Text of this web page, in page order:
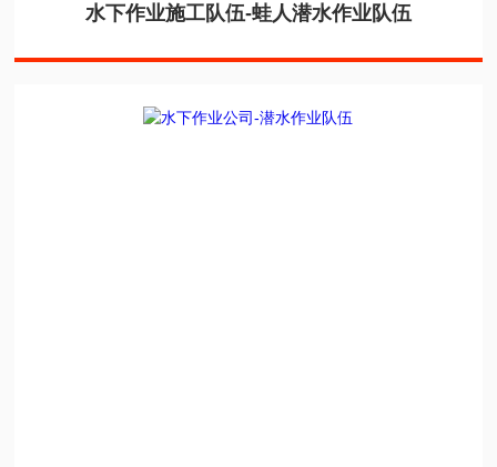
水下作业施工队伍-蛙人潜水作业队伍